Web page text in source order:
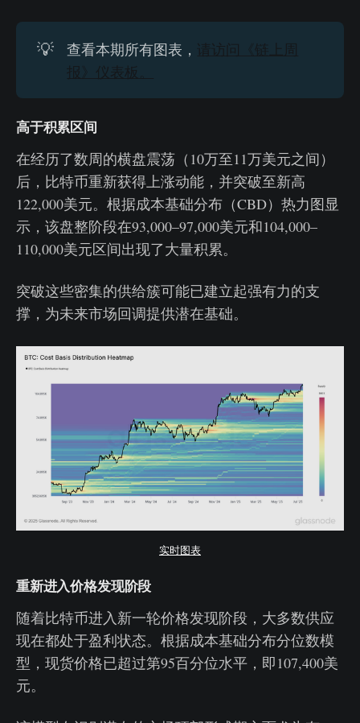
💡 查看本期所有图表， 请访问《链上周
报》仪表板。
高于积累区间
在经历了数周的横盘震荡（10万至11万美元之间）
后，比特币重新获得上涨动能，并突破至新高
122,000美元。根据成本基础分布（CBD）热力图显
示，该盘整阶段在93,000–97,000美元和104,000–
110,000美元区间出现了大量积累。
突破这些密集的供给簇可能已建立起强有力的支
撑，为未来市场回调提供潜在基础。
实时图表
重新进入价格发现阶段
随着比特币进入新一轮价格发现阶段，大多数供应
现在都处于盈利状态。根据成本基础分布分位数模
型，现货价格已超过第95百分位水平，即107,400美
元。